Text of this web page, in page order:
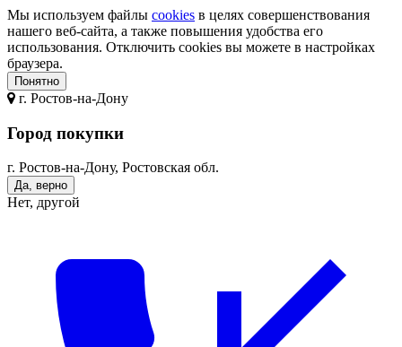
Мы используем файлы cookies в целях совершенствования
нашего веб-сайта, а также повышения удобства его
использования. Отключить cookies вы можете в настройках
браузера.
Понятно
г. Ростов-на-Дону
Город покупки
г. Ростов-на-Дону, Ростовская обл.
Да, верно
Нет, другой